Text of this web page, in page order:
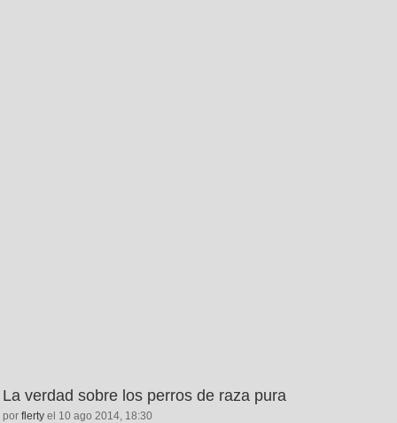
La verdad sobre los perros de raza pura
por flerty el 10 ago 2014, 18:30